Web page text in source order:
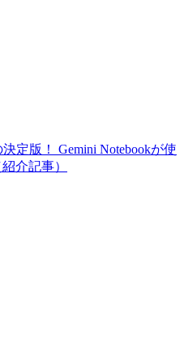
定版！ Gemini Notebookが使
介記事）